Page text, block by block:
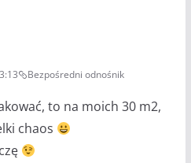
Bezpośredni odnośnik
to na moich 30 m2,
chaos